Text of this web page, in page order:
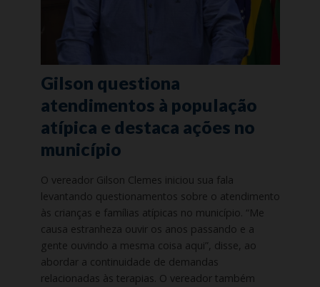
Gilson questiona
atendimentos à população
atípica e destaca ações no
município
O vereador Gilson Clemes iniciou sua fala
levantando questionamentos sobre o atendimento
às crianças e famílias atípicas no município. “Me
causa estranheza ouvir os anos passando e a
gente ouvindo a mesma coisa aqui”, disse, ao
abordar a continuidade de demandas
relacionadas às terapias. O vereador também